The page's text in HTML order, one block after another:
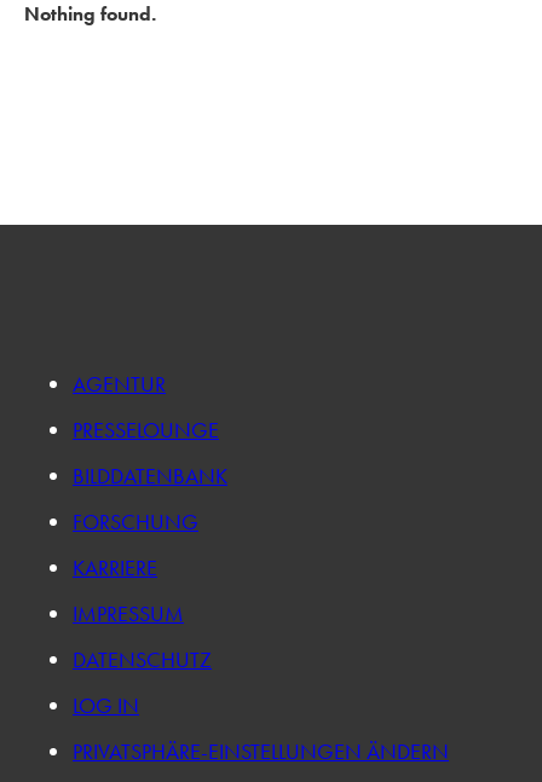
Nothing found.
AGENTUR
PRESSELOUNGE
BILDDATENBANK
FORSCHUNG
KARRIERE
IMPRESSUM
DATENSCHUTZ
LOG IN
PRIVATSPHÄRE-EINSTELLUNGEN ÄNDERN